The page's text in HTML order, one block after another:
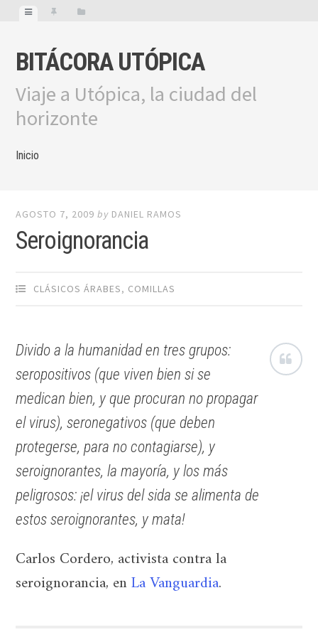
BITÁCORA UTÓPICA
Viaje a Utópica, la ciudad del
horizonte
Inicio
AGOSTO 7, 2009 by DANIEL RAMOS
Seroignorancia
CLÁSICOS ÁRABES, COMILLAS
Divido a la humanidad en tres grupos:
seropositivos (que viven bien si se
medican bien, y que procuran no propagar
el virus), seronegativos (que deben
protegerse, para no contagiarse), y
seroignorantes, la mayoría, y los más
peligrosos: ¡el virus del sida se alimenta de
estos seroignorantes, y mata!
Carlos Cordero, activista contra la
seroignorancia, enLa Vanguardia.